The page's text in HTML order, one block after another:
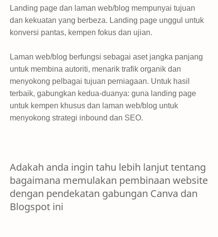
Landing page dan laman web/blog mempunyai tujuan
dan kekuatan yang berbeza. Landing page unggul untuk
konversi pantas, kempen fokus dan ujian.
Laman web/blog berfungsi sebagai aset jangka panjang
untuk membina autoriti, menarik trafik organik dan
menyokong pelbagai tujuan perniagaan. Untuk hasil
terbaik, gabungkan kedua-duanya: guna landing page
untuk kempen khusus dan laman web/blog untuk
menyokong strategi inbound dan SEO.
Adakah anda ingin tahu lebih lanjut tentang
bagaimana memulakan pembinaan website
dengan pendekatan gabungan Canva dan
Blogspot ini